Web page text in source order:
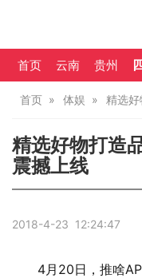
首页 云南 贵州
首页 体娱 精选
精选好物打造
震撼上线
2018-4-23 12:24:47
4月20日，推啥